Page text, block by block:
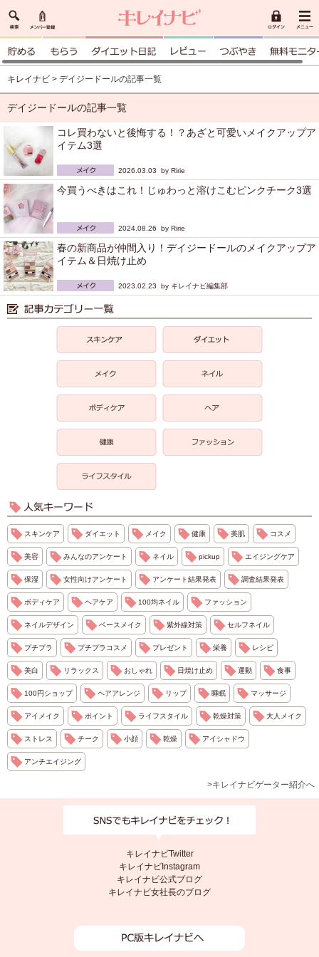
キレイナビ > デイジードールの記事一覧
デイジードールの記事一覧
コレ買わないと後悔する！？あざと可愛いメイクアップア
イテム3選
2026.03.03 by Ririe
今買うべきはこれ！じゅわっと溶けこむピンクチーク3選
2024.08.26 by Ririe
春の新商品が仲間入り！デイジードールのメイクアップア
イテム＆日焼け止め
2023.02.23 by キレイナビ編集部
スキンケア ダイエット メイク 健康 美肌 コスメ
美容 みんなのアンケート ネイル pickup エイジングケア
保湿 女性向けアンケート アンケート結果発表 調査結果発表
ボディケア ヘアケア 100均ネイル ファッション
ネイルデザイン ベースメイク 紫外線対策 セルフネイル
プチプラ プチプラコスメ プレゼント 栄養 レシピ
美白 リラックス おしゃれ 日焼け止め 運動 食事
100円ショップ ヘアアレンジ リップ 睡眠 マッサージ
アイメイク ポイント ライフスタイル 乾燥対策 大人メイク
ストレス チーク 小顔 乾燥 アイシャドウ
アンチエイジング
>キレイナビゲーター紹介へ
キレイナビTwitter
キレイナビInstagram
キレイナビ公式ブログ
キレイナビ女社長のブログ